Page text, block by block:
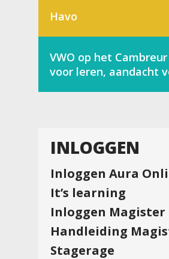
Havo
VWO op het
voor leren, aandacht
INLOGGEN
Inloggen Aura
It’s learning
Inloggen Magister
Handleiding
Stagerage